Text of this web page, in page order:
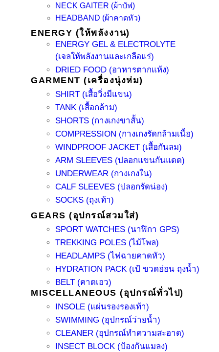
NECK GAITER (ผ้าบัฟ)
HEADBAND (ผ้าคาดหัว)
ENERGY (ให้พลังงาน)
ENERGY GEL & ELECTROLYTE
(เจลให้พลังงานและเกลือแร่)
DRIED FOOD (อาหารตากแห้ง)
GARMENT (เครื่องนุ่งห่ม)
SHIRT (เสื้อวิ่งมีแขน)
TANK (เสื้อกล้าม)
SHORTS (กางเกงขาสั้น)
COMPRESSION (กางเกงรัดกล้ามเนื้อ)
WINDPROOF JACKET (เสื้อกันลม)
ARM SLEEVES (ปลอกแขนกันแดด)
UNDERWEAR (กางเกงใน)
CALF SLEEVES (ปลอกรัดน่อง)
SOCKS (ถุงเท้า)
GEARS (อุปกรณ์สวมใส่)
SPORT WATCHES (นาฬิกา GPS)
TREKKING POLES (ไม้โพล)
HEADLAMPS (ไฟฉายคาดหัว)
HYDRATION PACK (เป้ ขวดอ่อน ถุงน้ำ)
BELT (คาดเอว)
MISCELLANEOUS (อุปกรณ์ทั่วไป)
INSOLE (แผ่นรองรองเท้า)
SWIMMING (อุปกรณ์ว่ายน้ำ)
CLEANER (อุปกรณ์ทำความสะอาด)
INSECT BLOCK (ป้องกันแมลง)